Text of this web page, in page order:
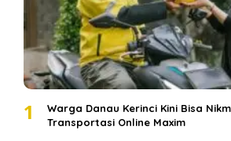
1
Warga Danau Kerinci Kini Bisa
Transportasi Online Maxim